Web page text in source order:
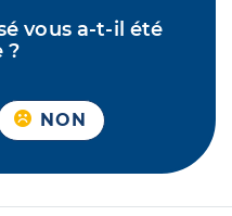
vous a-t-il été
?
NON